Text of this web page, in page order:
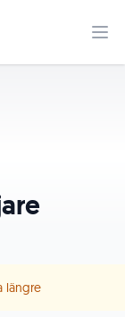
längre